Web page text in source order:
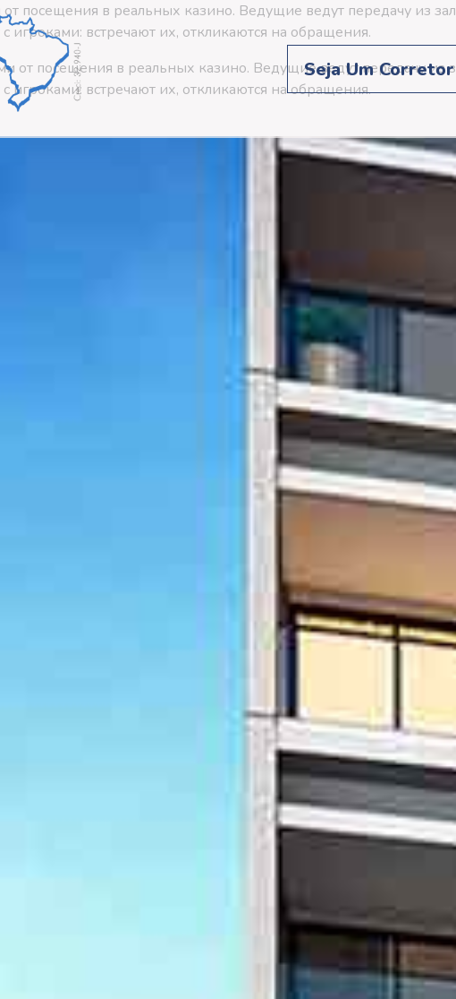
посещения в реальных казино. Ведущие ведут передачу из
встречают их, откликаются на обращения.
от посещения в реальных казино. Ведущие ведут передачу
встречают их, откликаются на обращения.
Seja Um Corretor